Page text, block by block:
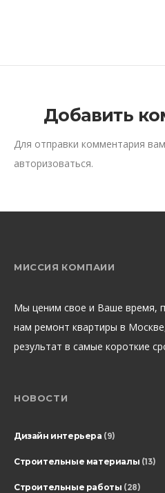
Добавить
Для отправки комментария
авторизоваться.
МИССИЯ КОМПАИИ
Мы ценим свое и Ваше время,
нам ремонт квартиры в
результат в самые короткие
НОВОСТИ
Дизайн интерьера (9)
Строительные материалы (13)
Строительные работы (28)